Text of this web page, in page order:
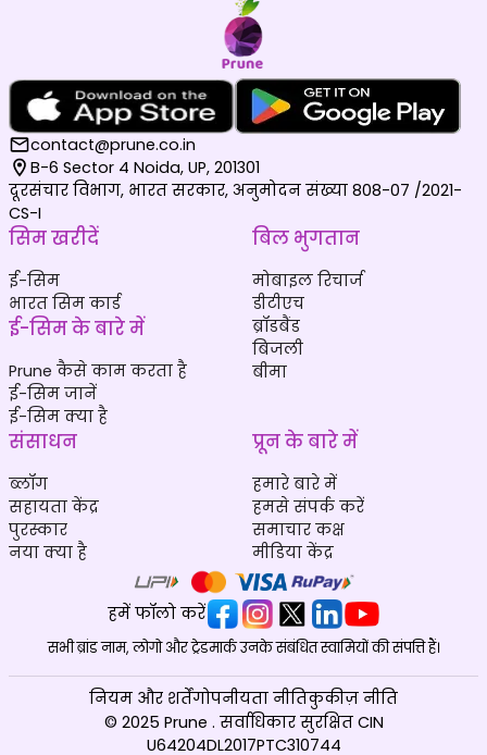
contact@prune.co.in
B-6 Sector 4 Noida, UP, 201301
दूरसंचार विभाग, भारत सरकार, अनुमोदन संख्या 808-07 /2021-
CS-I
सिम खरीदें
ई-सिम
भारत सिम कार्ड
ई-सिम के बारे में
Prune कैसे काम करता है
ई-सिम जानें
ई-सिम क्या है
बिल भुगतान
मोबाइल रिचार्ज
डीटीएच
ब्रॉडबैंड
बिजली
बीमा
संसाधन
ब्लॉग
सहायता केंद्र
पुरस्कार
नया क्या है
प्रून के बारे में
हमारे बारे में
हमसे संपर्क करें
समाचार कक्ष
मीडिया केंद्र
हमें फॉलो करें
सभी ब्रांड नाम, लोगो और ट्रेडमार्क उनके संबंधित स्वामियों की संपत्ति हैं।
© 2025 Prune . सर्वाधिकार सुरक्षित CIN
U64204DL2017PTC310744
नियम और शर्तेंगोपनीयता नीतिकुकीज़ नीति